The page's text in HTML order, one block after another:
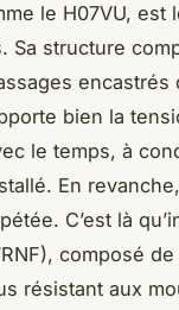
le H07VU, est
Sa structure
encastrés
bien la
le temps, à
En
C’est là
composé
résistant aux